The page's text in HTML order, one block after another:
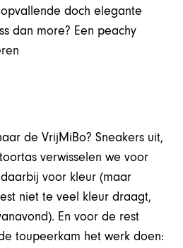
doch elegante
dan more? Een peachy
de VrijMiBo? Sneakers uit,
verwisselen we voor
voor kleur (maar
niet te veel kleur draagt,
En voor de rest
toupeerkam het werk doen: